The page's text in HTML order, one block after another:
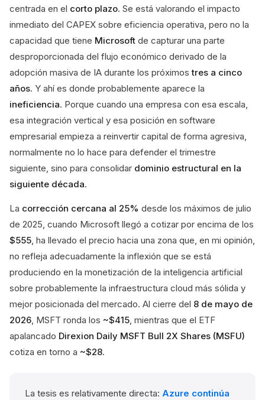
centrada en el corto plazo. Se está valorando el impacto
inmediato del CAPEX sobre eficiencia operativa, pero no la
capacidad que tiene Microsoft de capturar una parte
desproporcionada del flujo económico derivado de la
adopción masiva de IA durante los próximostres a cinco
años. Y ahí es donde probablemente aparece la
ineficiencia. Porque cuando una empresa con esa escala,
esa integración vertical y esa posición en software
empresarial empieza a reinvertir capital de forma agresiva,
normalmente no lo hace para defender el trimestre
siguiente, sino para consolidar dominio estructural en la
siguiente década.
La corrección cercana al 25% desde los máximos de julio
de 2025, cuando Microsoft llegó a cotizar por encima de los
$555, ha llevado el precio hacia una zona que, en mi opinión,
no refleja adecuadamente la inflexión que se está
produciendo en la monetización de la inteligencia artificial
sobre probablemente la infraestructura cloud más sólida y
mejor posicionada del mercado. Al cierre del 8 de mayo de
2026, MSFT ronda los ~$415, mientras que el ETF
apalancado Direxion Daily MSFT Bull 2X Shares (MSFU)
cotiza en torno a ~$28.
La tesis es relativamente directa: Azure continúa